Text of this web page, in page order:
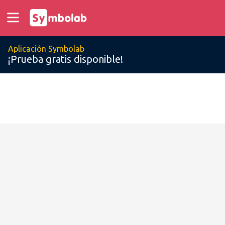
Aplicación Symbolab
¡Prueba gratis disponible!